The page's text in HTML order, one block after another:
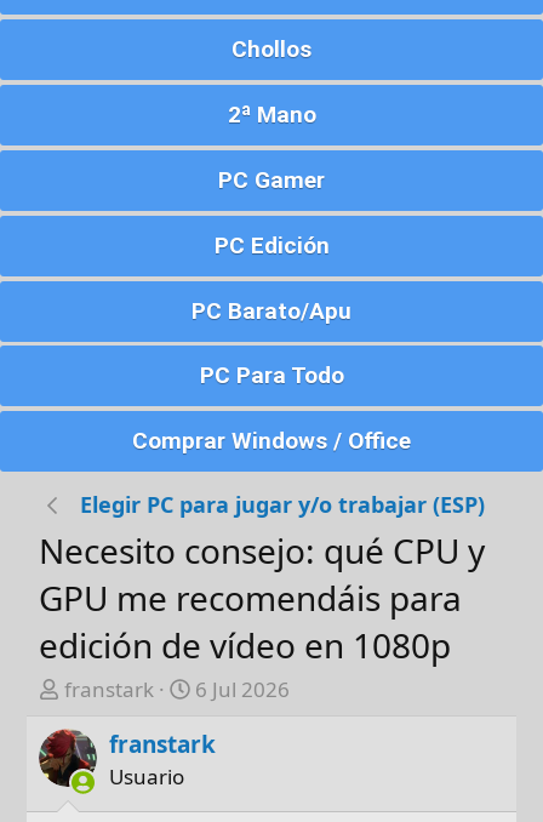
Chollos
2ª Mano
PC Gamer
PC Edición
PC Barato/Apu
PC Para Todo
Comprar Windows / Office
Elegir PC para jugar y/o trabajar (ESP)
Necesito consejo: qué CPU y
GPU me recomendáis para
edición de vídeo en 1080p
A
t
o
r
franstark
F
c
6 Jul 2026
franstark
Usuario